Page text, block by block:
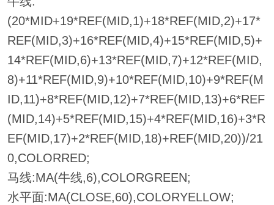
(20*MID+19*REF(MID,1)+18*REF(MID,2)+17*
REF(MID,3)+16*REF(MID,4)+15*REF(MID,5)+
14*REF(MID,6)+13*REF(MID,7)+12*REF(MID,
8)+11*REF(MID,9)+10*REF(MID,10)+9*REF(M
ID,11)+8*REF(MID,12)+7*REF(MID,13)+6*REF
(MID,14)+5*REF(MID,15)+4*REF(MID,16)+3*R
EF(MID,17)+2*REF(MID,18)+REF(MID,20))/21
0,COLORRED;
马线:MA(牛线,6),COLORGREEN;
水平面:MA(CLOSE,60),COLORYELLOW;